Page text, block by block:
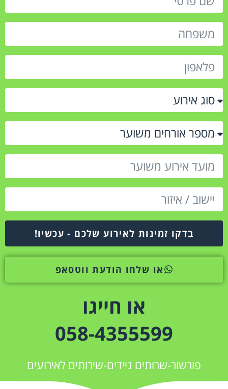
בדקו זמינות לאירוע שלכם - עכשיו!
או שלחו הודעת ווטסאפ
או חייגו
058-4355599
פורשור-שרותים ניידים-שירותים לאירועים